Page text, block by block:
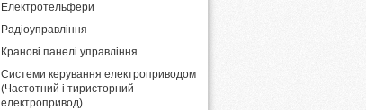
Електротельфери
Радіоуправління
Кранові панелі управління
Системи керування електроприводом
(Частотний і тиристорний
електропривод)